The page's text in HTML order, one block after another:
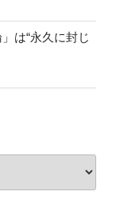
は“永久に封じ